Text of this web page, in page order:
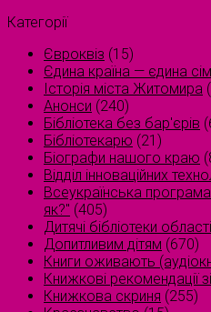
Категорії
Євроквіз (15)
Єдина країна — єдина
Історія міста Житомира
Анонси (240)
Бібліотека без бар'єрів
Бібліотекарю (21)
Біографи нашого краю
Відділ інноваційних
Всеукраїнська
як?" (405)
Дитячі бібліотеки області
Допитливим дітям (670)
Книги оживають
Книжкові рекомендації
Книжкова скриня (255)